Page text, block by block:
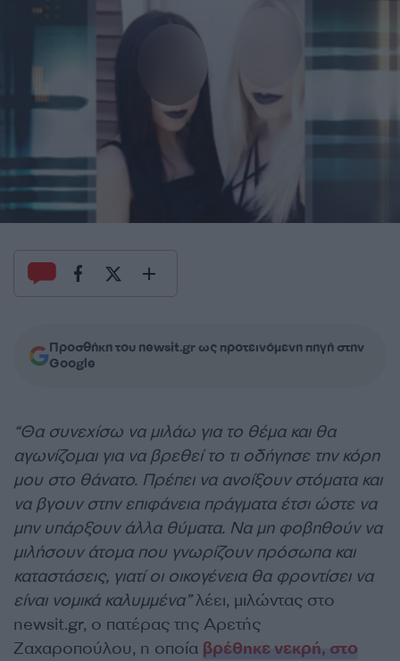
Προσθήκη του newsit.gr ως προτεινόμενη πηγή στην
Google
“Θα συνεχίσω να μιλάω για το θέμα και θα
αγωνίζομαι για να βρεθεί το τι οδήγησε την κόρη
μου στο θάνατο. Πρέπει να ανοίξουν στόματα και
να βγουν στην επιφάνεια πράγματα έτσι ώστε να
μην υπάρξουν άλλα θύματα. Να μη φοβηθούν να
μιλήσουν άτομα που γνωρίζουν πρόσωπα και
καταστάσεις, γιατί οι οικογένεια θα φροντίσει να
είναι νομικά καλυμμένα”λέει, μιλώντας στο
newsit.gr, ο πατέρας της Αρετής
Ζαχαροπούλου, η οποία βρέθηκε νεκρή, στο